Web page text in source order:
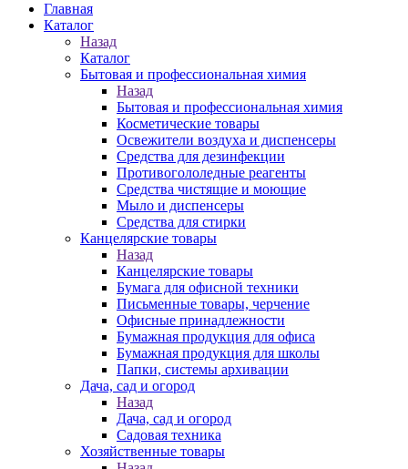
Главная
Каталог
Назад
Каталог
Бытовая и профессиональная химия
Назад
Бытовая и профессиональная химия
Косметические товары
Освежители воздуха и диспенсеры
Средства для дезинфекции
Противогололедные реагенты
Средства чистящие и моющие
Мыло и диспенсеры
Средства для стирки
Канцелярские товары
Назад
Канцелярские товары
Бумага для офисной техники
Письменные товары, черчение
Офисные принадлежности
Бумажная продукция для офиса
Бумажная продукция для школы
Папки, системы архивации
Дача, сад и огород
Назад
Дача, сад и огород
Садовая техника
Хозяйственные товары